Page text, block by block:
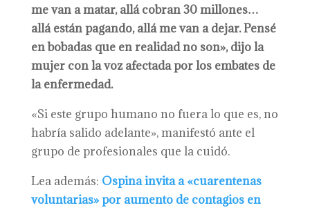
me van a matar, allá cobran 30 millones…
allá están pagando, allá me van a dejar. Pensé
en bobadas que en realidad no son», dijo la
mujer con la voz afectada por los embates de
la enfermedad.
«Si este grupo humano no fuera lo que es, no
habría salido adelante», manifestó ante el
grupo de profesionales que la cuidó.
Lea además: Ospina invita a «cuarentenas
voluntarias» por aumento de contagios en